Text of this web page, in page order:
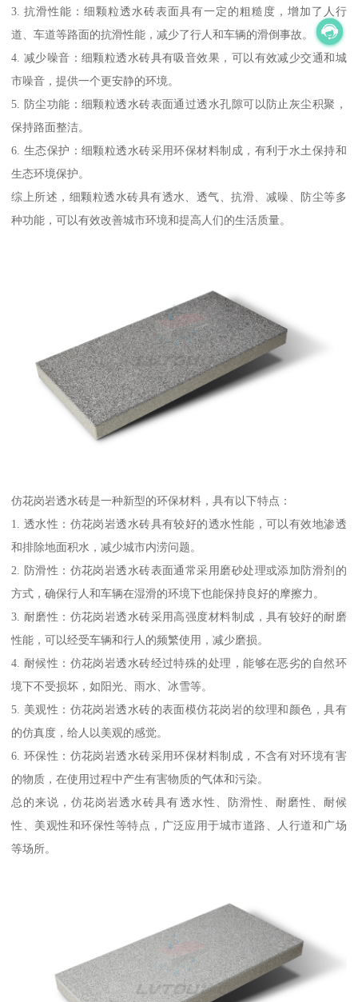
3. 抗滑性能：细颗粒透水砖表面具有一定的粗糙度，增加了人行
道、车道等路面的抗滑性能，减少了行人和车辆的滑倒事故。
4. 减少噪音：细颗粒透水砖具有吸音效果，可以有效减少交通和城
市噪音，提供一个更安静的环境。
5. 防尘功能：细颗粒透水砖表面通过透水孔隙可以防止灰尘积聚，
保持路面整洁。
6. 生态保护：细颗粒透水砖采用环保材料制成，有利于水土保持和
生态环境保护。
综上所述，细颗粒透水砖具有透水、透气、抗滑、减噪、防尘等多
种功能，可以有效改善城市环境和提高人们的生活质量。
仿花岗岩透水砖是一种新型的环保材料，具有以下特点：
1. 透水性：仿花岗岩透水砖具有较好的透水性能，可以有效地渗透
和排除地面积水，减少城市内涝问题。
2. 防滑性：仿花岗岩透水砖表面通常采用磨砂处理或添加防滑剂的
方式，确保行人和车辆在湿滑的环境下也能保持良好的摩擦力。
3. 耐磨性：仿花岗岩透水砖采用高强度材料制成，具有较好的耐磨
性能，可以经受车辆和行人的频繁使用，减少磨损。
4. 耐候性：仿花岗岩透水砖经过特殊的处理，能够在恶劣的自然环
境下不受损坏，如阳光、雨水、冰雪等。
5. 美观性：仿花岗岩透水砖的表面模仿花岗岩的纹理和颜色，具有
的仿真度，给人以美观的感觉。
6. 环保性：仿花岗岩透水砖采用环保材料制成，不含有对环境有害
的物质，在使用过程中产生有害物质的气体和污染。
总的来说，仿花岗岩透水砖具有透水性、防滑性、耐磨性、耐候
性、美观性和环保性等特点，广泛应用于城市道路、人行道和广场
等场所。